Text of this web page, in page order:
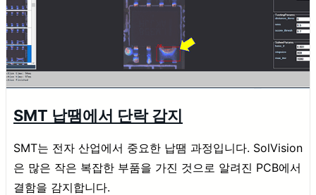
SMT 납땜에서 단락 감지
SMT는 전자 산업에서 중요한 납땜 과정입니다. SolVision
은 많은 작은 복잡한 부품을 가진 것으로 알려진 PCB에서
결함을 감지합니다.